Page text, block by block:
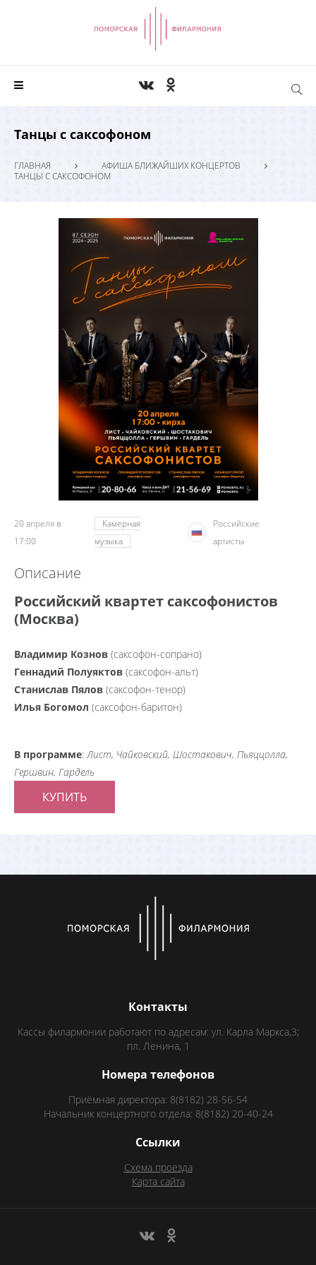
Танцы с саксофоном
ГЛАВНАЯ
АФИША БЛИЖАЙШИХ КОНЦЕРТОВ
ТАНЦЫ С САКСОФОНОМ
20 апреля в
17:00
Камерная
музыка
Российские
артисты
Описание
Российский квартет саксофонистов
(Москва)
Владимир Кознов (саксофон-сопрано)
Геннадий Полуяктов (саксофон-альт)
Станислав Пялов (саксофон-тенор)
Илья Богомол (саксофон-баритон)
В программе:Лист, Чайковский, Шостакович, Пьяццолла,
Гершвин, Гардель
КУПИТЬ
Контакты
Кассы филармонии работают по адресам: ул. Карла Маркса,3;
пл. Ленина, 1
Номера телефонов
Приёмная директора: 8(8182) 28-56-54
Начальник концертного отдела: 8(8182) 20-40-24
Ссылки
Схема проезда
Карта сайта